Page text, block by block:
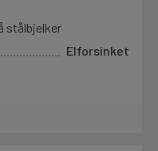
stålbjelker
Elforsinket